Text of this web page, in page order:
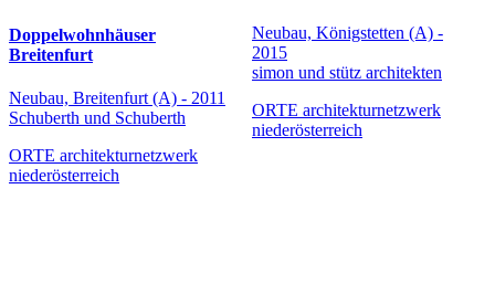
Doppelwohnhäuser
Breitenfurt
Neubau, Breitenfurt (A) - 2011
Schuberth und Schuberth
ORTE architekturnetzwerk
niederösterreich
Neubau, Königstetten (A) -
2015
simon und stütz architekten
ORTE architekturnetzwerk
niederösterreich